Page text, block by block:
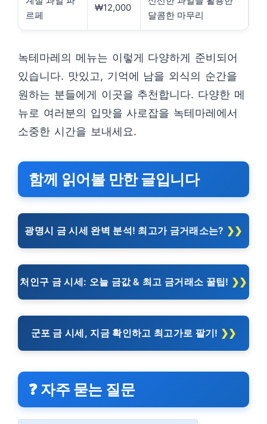
르페
₩12,000
달콤한 마무리
녹테마레의 메뉴는 이렇게 다양하게 준비되어
있습니다. 맛있고, 기억에 남을 외식의 순간을
원하는 분들에게 이곳을 추천합니다. 다양한 메
뉴로 여러분의 입맛을 사로잡을 녹테마레에서
소중한 시간을 보내세요.
함께 읽어볼 만한 글입니다
광명시 금 시세 완벽 분석! 최고가 금거래소는?
처인구 금 시세: 오늘 금값 & 최고 금거래소 꿀팁!
군포 금 시세, 지금 확인하고 최고가로 팔기!
❓ 자주 묻는 질문